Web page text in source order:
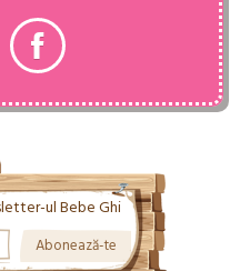
ul Bebe Ghi